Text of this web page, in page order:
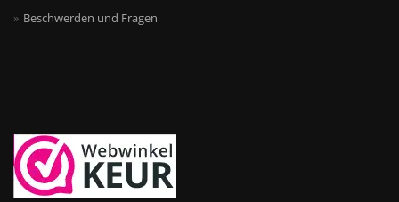
Beschwerden und Fragen